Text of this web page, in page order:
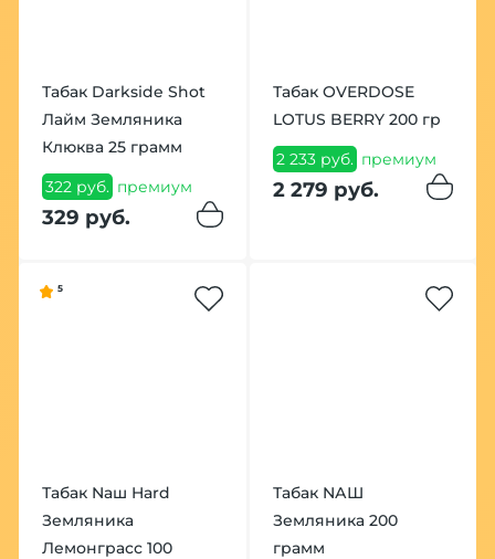
Табак Darkside Shot
Лайм Земляника
Клюква 25 грамм
322 руб. премиум
329 руб.
Табак OVERDOSE
LOTUS BERRY 200 гр
2 233 руб. премиум
2 279 руб.
5
Табак Nаш Hard
Земляника
Лемонграсс 100
Табак NАШ
Земляника 200
грамм